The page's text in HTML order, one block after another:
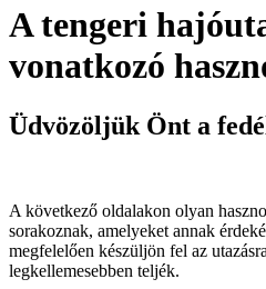
A tengeri
vonatkozó
Üdvözöljük Önt a
A következő oldalakon olyan
sorakoznak, amelyeket annak
megfelelően készüljön fel az
legkellemesebben teljék.